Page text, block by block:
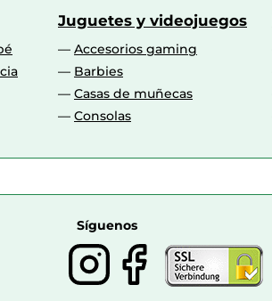
Juguetes y videojuegos
Accesorios gaming
Barbies
Casas de muñecas
Consolas
Síguenos